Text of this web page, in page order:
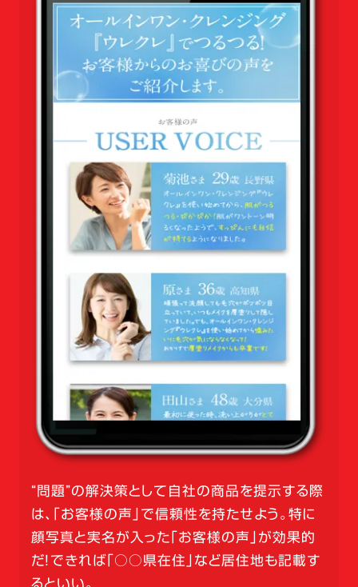
“問題”の解決策として自社の商品を提示する際
は、「お客様の声」で信頼性を持たせよう。特に
顔写真と実名が入った「お客様の声」が効果的
だ！できれば「○○県在住」など居住地も記載す
るといい。